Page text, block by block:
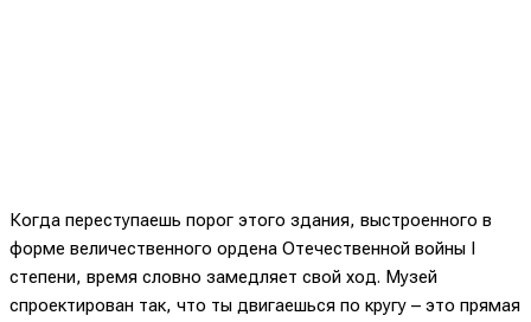
Когда переступаешь порог этого здания, выстроенного в
форме величественного ордена Отечественной войны I
степени, время словно замедляет свой ход. Музей
спроектирован так, что ты двигаешься по кругу – это прямая